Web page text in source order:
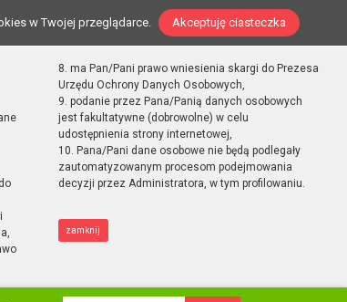
w Twojej przeglądarce. Akceptuję ciasteczka
8. ma Pan/Pani prawo wniesienia skargi do Prezesa
Urzędu Ochrony Danych Osobowych,
9. podanie przez Pana/Panią danych osobowych
jest fakultatywne (dobrowolne) w celu
udostępnienia strony internetowej,
10. Pana/Pani dane osobowe nie będą podlegały
zautomatyzowanym procesom podejmowania
decyzji przez Administratora, w tym profilowaniu.
zamknij